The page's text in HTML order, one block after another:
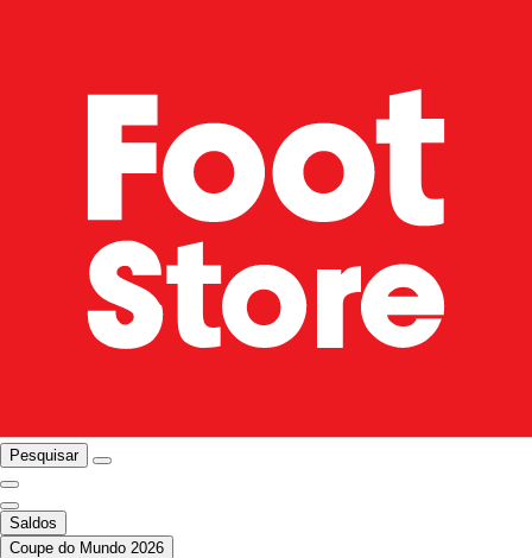
Pesquisar
Saldos
Coupe do Mundo 2026